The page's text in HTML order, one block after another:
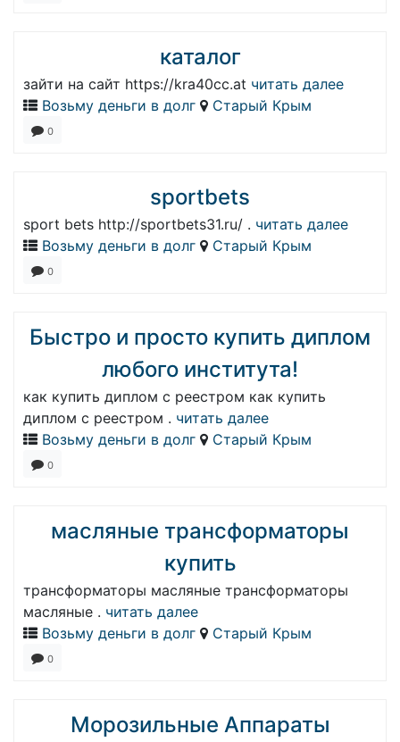
каталог
зайти на сайт https://kra40cc.at читать далее
Возьму деньги в долг
Старый Крым
0
sportbets
sport bets http://sportbets31.ru/ . читать далее
Возьму деньги в долг
Старый Крым
0
Быстро и просто купить диплом
любого института!
как купить диплом с реестром как купить
диплом с реестром . читать далее
Возьму деньги в долг
Старый Крым
0
масляные трансформаторы
купить
трансформаторы масляные трансформаторы
масляные . читать далее
Возьму деньги в долг
Старый Крым
0
Морозильные Аппараты